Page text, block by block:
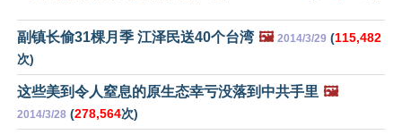
副镇长偷31棵月季 江泽民送40个台湾 🖼️ 2014/3/29 (115,482
次)
这些美到令人窒息的原生态幸亏没落到中共手里 🖼️
2014/3/28 (278,564次)